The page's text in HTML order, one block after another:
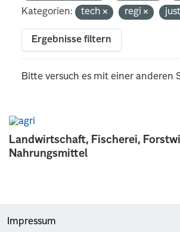
Landwirtschaft, Fischerei,
Nahrungsmittel
Kategorien:
tech regi
Ergebnisse filtern
Bitte versuch es mit einer anderen
Impressum